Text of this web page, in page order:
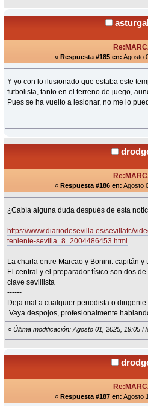
« Respuesta #185 en: Agosto
Y yo con lo ilusionado que estaba este
futbolista, tanto en el terreno de juego,
Pues se ha vuelto a lesionar, no me lo
« Respuesta #186 en: Agosto
¿Cabía alguna duda después de esta
https://www.diariodesevilla.es/sevillafc/
teniente-sevilla_8_2004486453.html
La charla entre Marcao y Bonini: capitán y
El central y el preparador físico son dos
clave sevillista
------
Deja mal a cualquier periodista o dirigente
Vaya despojos, profesionalmente
« Última modificación: Agosto 01, 2025, 19:05
« Respuesta #187 en: Agosto